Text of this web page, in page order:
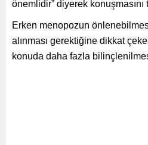
önemlidir” diyerek konuşmasını
Erken menopozun
alınması gerektiğine dikkat
konuda daha fazla